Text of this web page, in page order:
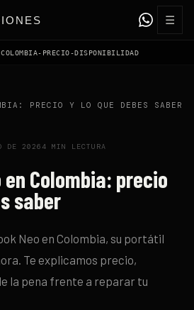
☰
COLOMBIA-PRECIO-DISPONIBILIDAD
PRECIO Y LO QUE DEBES SABER
DE 20264 MIN LECTURA
en Colombia: precio
saber
Neo en Colombia, su portátil
Te explicamos precio,
la pena frente a reparar tu